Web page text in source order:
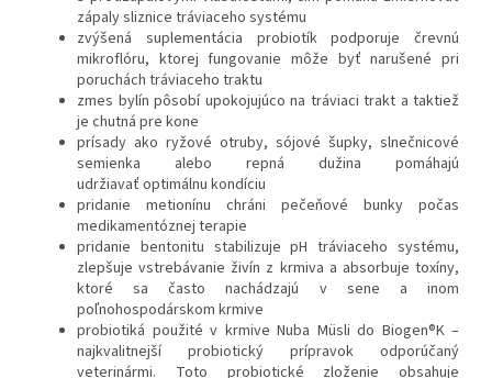
zápaly sliznice tráviaceho systému
zvýšená suplementácia probiotík podporuje črevnú
mikroflóru, ktorej fungovanie môže byť narušené pri
poruchách tráviaceho traktu
zmes bylín pôsobí upokojujúco na tráviaci trakt a taktiež
je chutná pre kone
prísady ako ryžové otruby, sójové šupky, slnečnicové
semienka alebo repná dužina pomáhajú
udržiavať optimálnu kondíciu
pridanie metionínu chráni pečeňové bunky počas
medikamentóznej terapie
pridanie bentonitu stabilizuje pH tráviaceho systému,
zlepšuje vstrebávanie živín z krmiva a absorbuje toxíny,
ktoré sa často nachádzajú v sene a inom
poľnohospodárskom krmive
probiotiká použité v krmive Nuba Müsli do Biogen®K –
najkvalitnejší probiotický prípravok odporúčaný
veterinármi. Toto probiotické zloženie obsahuje